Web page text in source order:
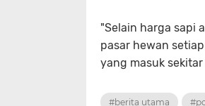
"Selain harga sapi
pasar hewan
yang masuk
#berita utama